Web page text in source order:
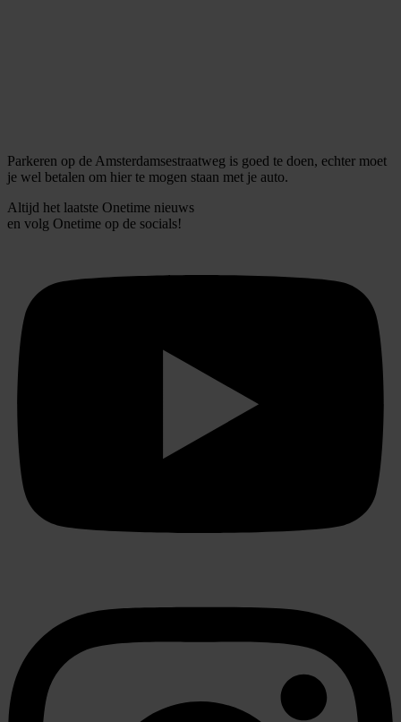
Parkeren op de Amsterdamsestraatweg is goed te doen, echter moet
je wel betalen om hier te mogen staan met je auto.
Altijd het laatste Onetime nieuws
en volg Onetime op de socials!